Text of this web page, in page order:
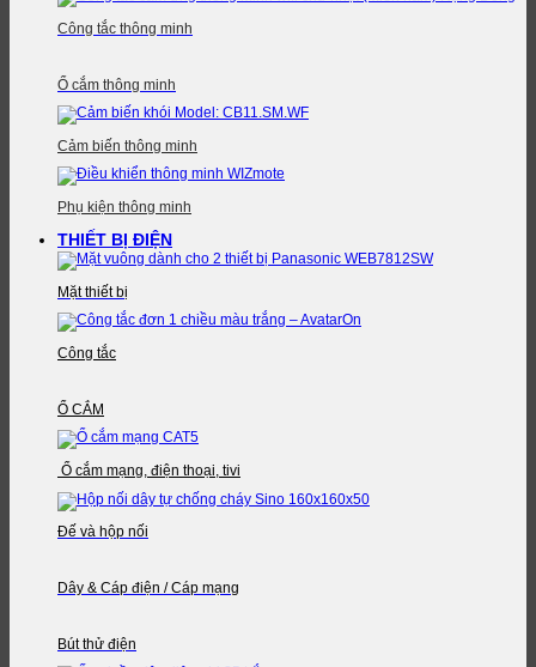
Công tắc thông minh
Ổ cắm thông minh
Cảm biến thông minh
Phụ kiện thông minh
THIẾT BỊ ĐIỆN
Mặt thiết bị
Công tắc
Ổ CẮM
Ổ cắm mạng, điện thoại, tivi
Đế và hộp nối
Dây & Cáp điện / Cáp mạng
Bút thử điện